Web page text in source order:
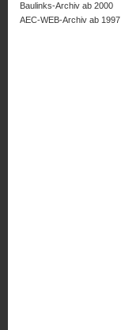
Baulinks-Archiv ab 2000
AEC-WEB-Archiv ab 1997